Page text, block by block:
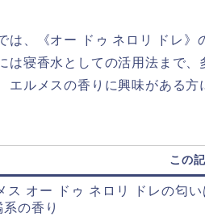
は、《オー ドゥ ネロリ ドレ
は寝香水としての活用法まで
エルメスの香りに興味がある
この
ス オー ドゥ ネロリ ドレの匂
の香り